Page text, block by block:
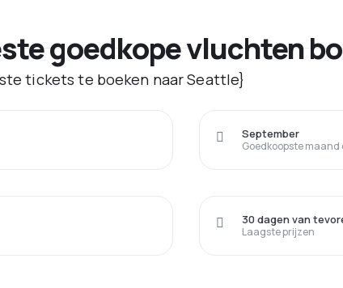
goedkope vluchten
tickets te boeken naar Seattle}
Goedkoopste maand
September
Laagste prijzen
30 dagen van